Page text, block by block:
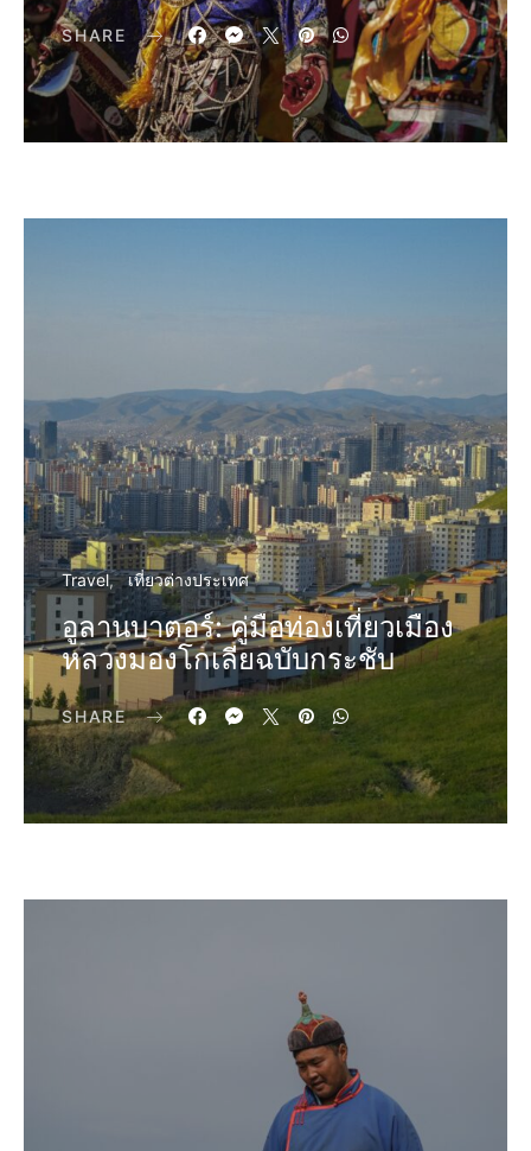
SHARE
Travel เที่ยวต่างประเทศ
อูลานบาตอร์: คู่มือท่องเที่ยวเมือง
หลวงมองโกเลียฉบับกระชับ
SHARE